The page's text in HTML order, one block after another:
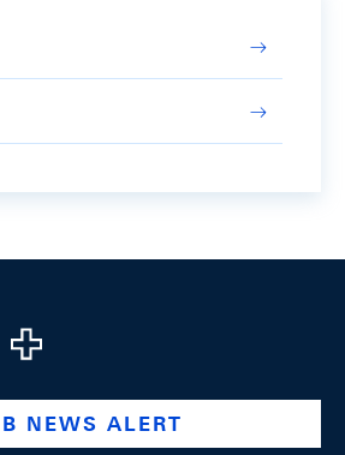
company/swiss-national-
@swissnationalbank
NEWS ALERT